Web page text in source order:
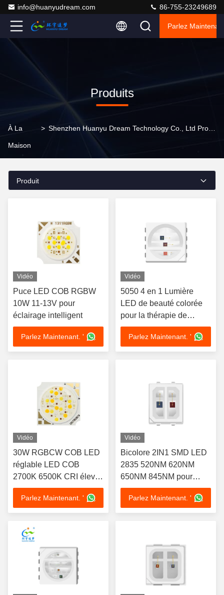
info@huanyudream.com 86-755-23249689
Parlez
Produits
À La
Maison
>
Produit
Vidéo
Puce LED COB RGBW
10W 11-13V pour
éclairage intelligent
Parlez Maintenant. '
Vidéo
5050 4 en 1 Lumière
LED de beauté colorée
pour la thérapie de
beauté
Parlez Maintenant. '
Vidéo
30W RGBCW COB LED
réglable LED COB
2700K 6500K CRI élevé
90 LED déglaçable
Énergie économe lampe
à puce
Parlez Maintenant. '
Vidéo
Bicolore 2IN1 SMD LED
2835 520NM 620NM
650NM 845NM pour
appareil de thérapie de
beauté
Parlez Maintenant. '